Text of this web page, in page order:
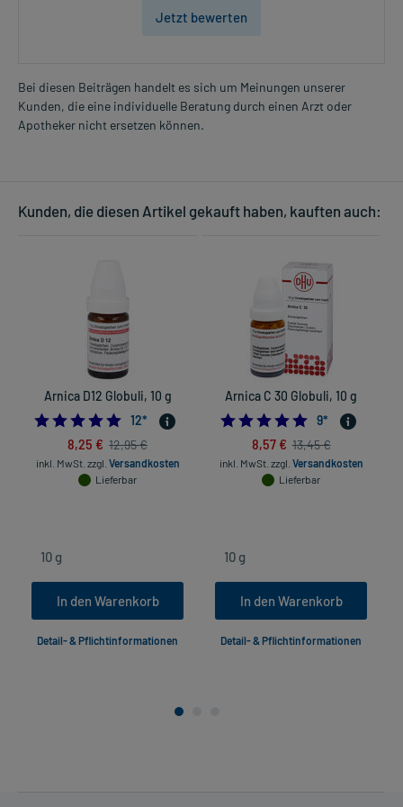
Jetzt bewerten
Bei diesen Beiträgen handelt es sich um Meinungen unserer
Kunden, die eine individuelle Beratung durch einen Arzt oder
Apotheker nicht ersetzen können.
Kunden, die diesen Artikel gekauft haben, kauften auch:
Arnica D12 Globuli, 10 g
5.0
12*
8,25 € 12,95 €
inkl. MwSt. zzgl. Versandkosten
Lieferbar
In den Warenkorb
Detail- & Pflichtinformationen
Arnica C 30 Globuli, 10 g
9*
8,57 € 13,45 €
inkl. MwSt. zzgl. Versandkosten
Lieferbar
In den Warenkorb
Detail- & Pflichtinformationen